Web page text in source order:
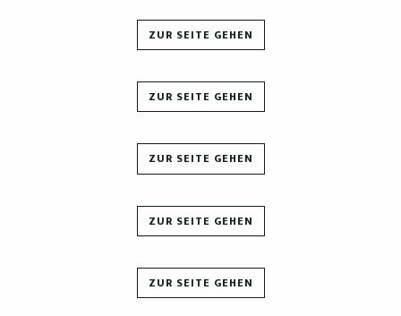
ZUR SEITE GEHEN
ZUR SEITE GEHEN
ZUR SEITE GEHEN
ZUR SEITE GEHEN
ZUR SEITE GEHEN